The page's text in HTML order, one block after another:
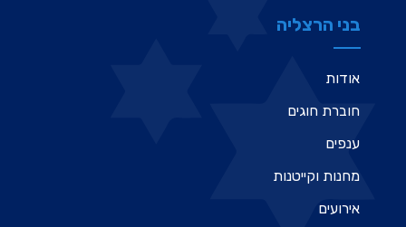
בני הרצליה
אודות
חוברת חוגים
ענפים
מחנות וקייטנות
אירועים